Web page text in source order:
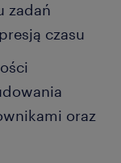
zadań
czasu
oraz